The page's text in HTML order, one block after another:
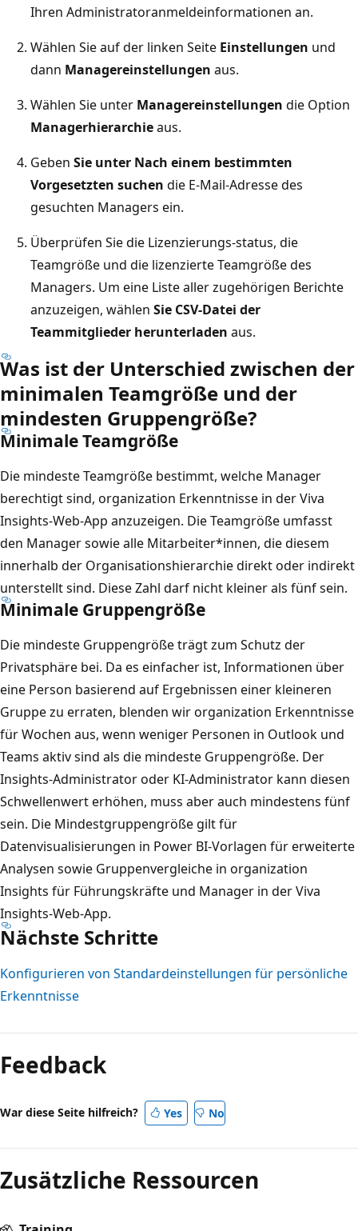
Ihren Administratoranmeldeinformationen an.
Wählen Sie auf der linken Seite Einstellungen und
dann Managereinstellungen aus.
Wählen Sie unter Managereinstellungen die Option
Managerhierarchieaus.
Geben Sie unter Nach einem bestimmten
Vorgesetzten suchen die E-Mail-Adresse des
gesuchten Managers ein.
Überprüfen Sie die Lizenzierungs-status, die
Teamgröße und die lizenzierte Teamgröße des
Managers. Um eine Liste aller zugehörigen Berichte
anzuzeigen, wählen Sie CSV-Datei der
Teammitglieder herunterladen aus.
Was ist der Unterschied zwischen der
minimalen Teamgröße und der
mindesten Gruppengröße?
Minimale Teamgröße
Die mindeste Teamgröße bestimmt, welche Manager
berechtigt sind, organization Erkenntnisse in der Viva
Insights-Web-App anzuzeigen. Die Teamgröße umfasst
den Manager sowie alle Mitarbeiter*innen, die diesem
innerhalb der Organisationshierarchie direkt oder indirekt
unterstellt sind. Diese Zahl darf nicht kleiner als fünf sein.
Minimale Gruppengröße
Die mindeste Gruppengröße trägt zum Schutz der
Privatsphäre bei. Da es einfacher ist, Informationen über
eine Person basierend auf Ergebnissen einer kleineren
Gruppe zu erraten, blenden wir organization Erkenntnisse
für Wochen aus, wenn weniger Personen in Outlook und
Teams aktiv sind als die mindeste Gruppengröße. Der
Insights-Administrator oder KI-Administrator kann diesen
Schwellenwert erhöhen, muss aber auch mindestens fünf
sein. Die Mindestgruppengröße gilt für
Datenvisualisierungen in Power BI-Vorlagen für erweiterte
Analysen sowie Gruppenvergleiche in organization
Insights für Führungskräfte und Manager in der Viva
Insights-Web-App.
Nächste Schritte
Konfigurieren von Standardeinstellungen für persönliche
Erkenntnisse
Feedback
War diese Seite hilfreich? Yes No
Zusätzliche Ressourcen